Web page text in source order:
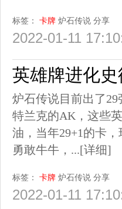
标签： 卡牌 炉石传说 分享
2022-01-11
英雄牌进化
炉石传说目前出了
特兰克的AK，这些
油，当年29+1的卡
勇敢牛牛，...[详细]
标签： 卡牌 炉石传说 分享
2022-01-11